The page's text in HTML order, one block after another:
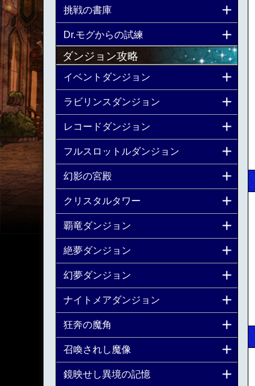
挑戦の書庫
Dr.モグからの試練
ダンジョン攻略
イベントダンジョン
ラビリンスダンジョン
レコードダンジョン
フルスロットルダンジョン
幻影の宮殿
クリスタルタワー
覇竜ダンジョン
絶夢ダンジョン
幻夢ダンジョン
ナイトメアダンジョン
狂奔の魔角
召喚されし魔像
鏡映せし異境の記憶